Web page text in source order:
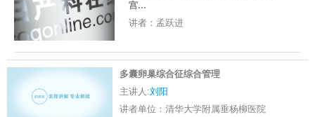
宫...
讲者： 孟跃进
多囊卵巢综合征综合管理
主讲人:刘阳
讲者单位： 清华大学附属垂杨柳医院